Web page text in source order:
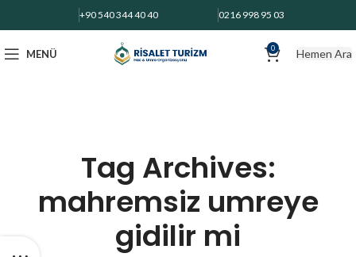
+90 540 344 40 40 0216 998 95 03
MENÜ 0 Hemen Ara
Tag Archives:
mahremsiz umreye
gidilir mi